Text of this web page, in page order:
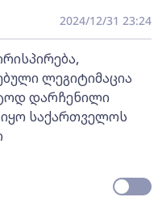
2024/12/31 23:24
ლეგიტიმაცია
დარჩენილი
საქართველოს